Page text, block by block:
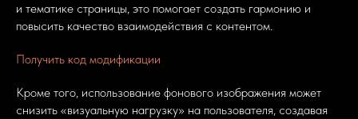
и тематике страницы, это помогает создать гармонию и
повысить качество взаимодействия с контентом.
Получить код модификации
Кроме того, использование фонового изображения может
снизить «визуальную нагрузку» на пользователя, создавая